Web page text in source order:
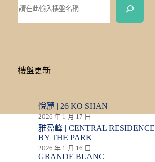
樓盤更新
悅麓 | 26 KO SHAN
2026 年 1 月 17 日
雅盈峰 | CENTRAL RESIDENCE
BY THE PARK
2026 年 1 月 16 日
GRANDE BLANC